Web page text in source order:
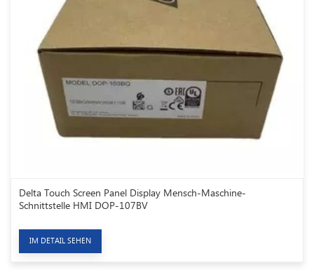
Delta Touch Screen Panel Display Mensch-Maschine-
Schnittstelle HMI DOP-107BV
IM DETAIL SEHEN